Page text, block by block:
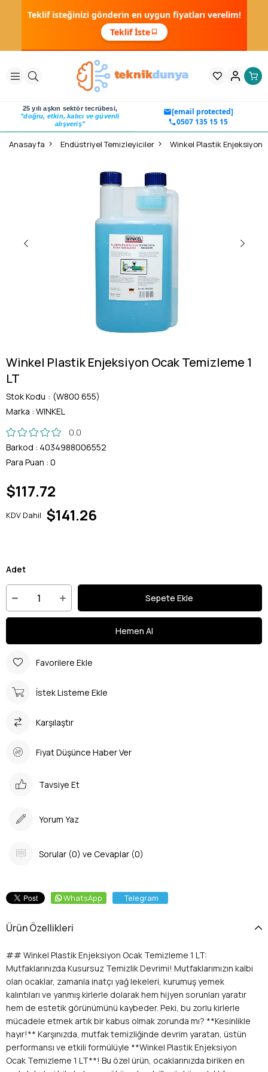
Teklif isteğinizi gönderin en uygun fiyatları verelim!
Teklif İste
25 yılı aşkın sektör tecrübesi,
"doğru, etkin, kalıcı ve güvenli
alışveriş"
[email protected]
0507 135 15 15
Anasayfa Endüstriyel Temizleyiciler Winkel Plastik Enjeksiyon
Winkel Plastik Enjeksiyon Ocak Temizleme 1
LT
Stok Kodu
(W800 655)
Marka : WINKEL
0.0
Barkod : 4034988006552
Para Puan : 0
$117.72
KDV Dahil $141.26
Adet
Favorilere Ekle
İstek Listeme Ekle
Karşılaştır
Fiyat Düşünce Haber Ver
Tavsiye Et
Yorum Yaz
Sorular (0) ve Cevaplar (0)
WhatsApp Telegram
Ürün Özellikleri
## Winkel Plastik Enjeksiyon Ocak Temizleme 1 LT:
Mutfaklarınızda Kusursuz Temizlik Devrimi! Mutfaklarımızın kalbi
olan ocaklar, zamanla inatçı yağ lekeleri, kurumuş yemek
kalıntıları ve yanmış kirlerle dolarak hem hijyen sorunları yaratır
hem de estetik görünümünü kaybeder. Peki, bu zorlu kirlerle
mücadele etmek artık bir kabus olmak zorunda mı? **Kesinlikle
hayır!** Karşınızda, mutfak temizliğinde devrim yaratan, üstün
performansı ve etkili formülüyle **Winkel Plastik Enjeksiyon
Ocak Temizleme 1 LT**! Bu özel ürün, ocaklarınızda biriken en